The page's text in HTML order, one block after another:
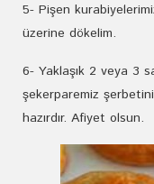
5- Pişen
üzerine dökelim.
6- Yaklaşık 2 veya 3
şekerparemiz
hazırdır. Afiyet olsun.